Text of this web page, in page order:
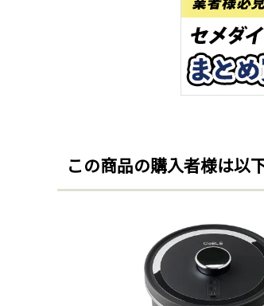
この商品の購入者様は以